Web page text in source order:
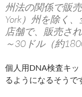
州法の関係で販
York）州を除く
店舗で、販売さ
～30ドル（約
個人用DNA検査キ
るようになるそうで